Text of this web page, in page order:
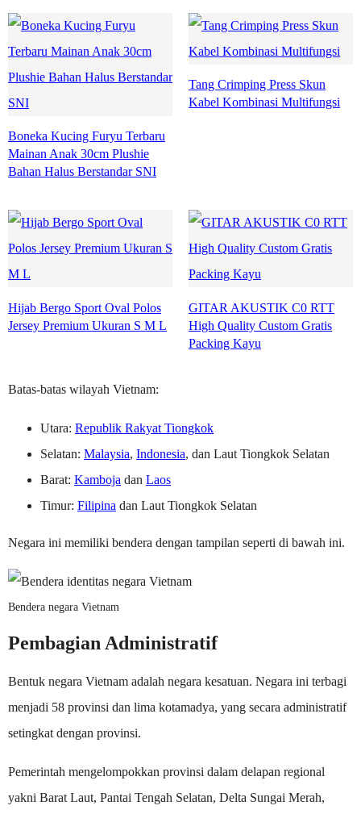
Boneka Kucing Furyu Terbaru
Mainan Anak 30cm Plushie
Bahan Halus Berstandar SNI
Tang Crimping Press Skun
Kabel Kombinasi Multifungsi
Hijab Bergo Sport Oval Polos
Jersey Premium Ukuran S M L
GITAR AKUSTIK C0 RTT
High Quality Custom Gratis
Packing Kayu
Batas-batas wilayah Vietnam:
Utara: Republik Rakyat Tiongkok
Selatan: Malaysia, Indonesia, dan Laut Tiongkok Selatan
Barat: Kamboja dan Laos
Timur: Filipina dan Laut Tiongkok Selatan
Negara ini memiliki bendera dengan tampilan seperti di bawah ini.
Bendera negara Vietnam
Pembagian Administratif
Bentuk negara Vietnam adalah negara kesatuan. Negara ini terbagi
menjadi 58 provinsi dan lima kotamadya, yang secara administratif
setingkat dengan provinsi.
Pemerintah mengelompokkan provinsi dalam delapan regional
yakni Barat Laut, Pantai Tengah Selatan, Delta Sungai Merah,